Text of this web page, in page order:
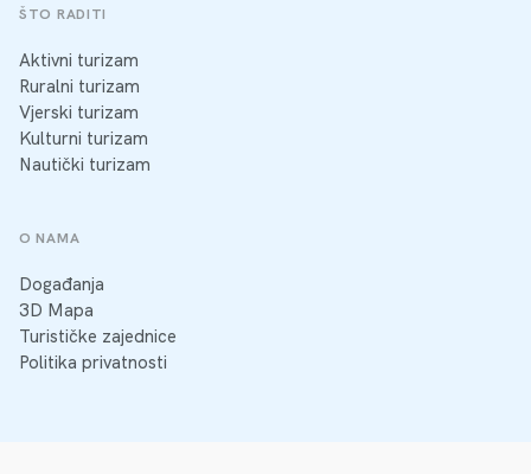
ŠTO RADITI
Aktivni turizam
Ruralni turizam
Vjerski turizam
Kulturni turizam
Nautički turizam
O NAMA
Događanja
3D Mapa
Turističke zajednice
Politika privatnosti